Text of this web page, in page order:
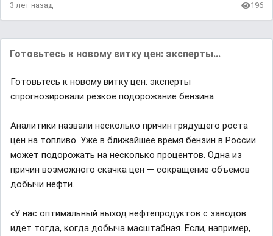
3 лет назад 196
Готовьтесь к новому витку цен: эксперты...
Готовьтесь к новому витку цен: эксперты
спрогнозировали резкое подорожание бензина
Аналитики назвали несколько причин грядущего роста
цен на топливо. Уже в ближайшее время бензин в России
может подорожать на несколько процентов. Одна из
причин возможного скачка цен — сокращение объемов
добычи нефти.
«У нас оптимальный выход нефтепродуктов с заводов
идет тогда, когда добыча масштабная. Если, например,